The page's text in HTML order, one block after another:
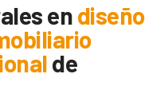
endiseño
de